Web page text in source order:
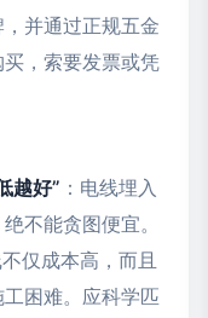
，并通过正规五金
，索要发票或凭
越好” ：电线埋入
不能贪图便宜。
仅成本高，而且
困难。应科学匹